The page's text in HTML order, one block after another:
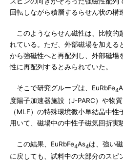
回転しながら積層するらせん状の構
このようならせん磁性は、比較的
れている。ただ、外部磁場を加える
から強磁性へと再配列し、外部磁場
性に再配列するとみられていた。
そこで研究グループは、EuRbFe4
度陽子加速器施設（J-PARC）や物
（MLF）の特殊環境微小単結晶中
用いて、磁場中の中性子磁気回折実
この結果、EuRbFe4As4は、強い
に戻しても、試料中の大部分のスピ